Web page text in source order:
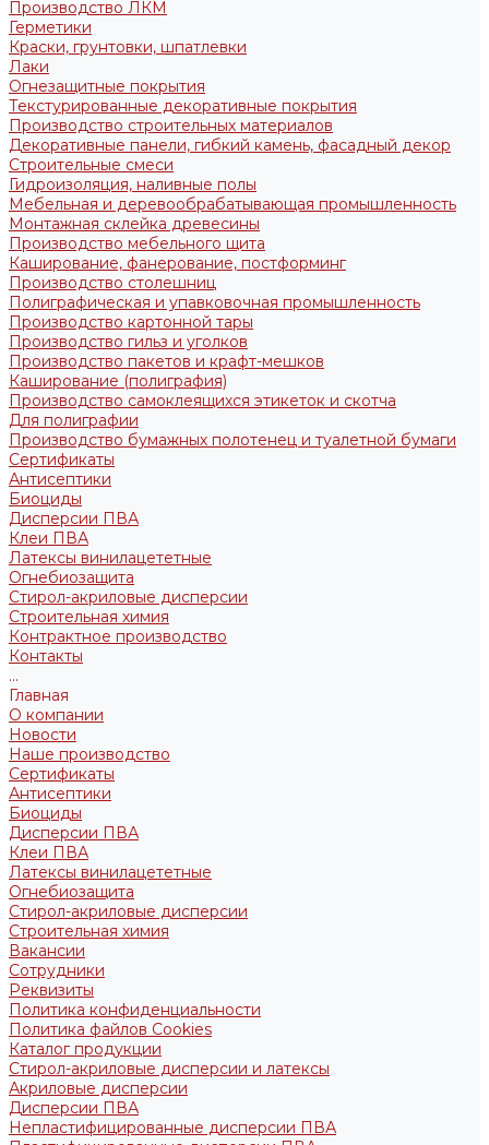
Производство ЛКМ
Герметики
Краски, грунтовки, шпатлевки
Лаки
Огнезащитные покрытия
Текстурированные декоративные покрытия
Производство строительных материалов
Декоративные панели, гибкий камень, фасадный декор
Строительные смеси
Гидроизоляция, наливные полы
Мебельная и деревообрабатывающая промышленность
Монтажная склейка древесины
Производство мебельного щита
Каширование, фанерование, постформинг
Производство столешниц
Полиграфическая и упавковочная промышленность
Производство картонной тары
Производство гильз и уголков
Производство пакетов и крафт-мешков
Каширование (полиграфия)
Производство самоклеящихся этикеток и скотча
Для полиграфии
Производство бумажных полотенец и туалетной бумаги
Сертификаты
Антисептики
Биоциды
Дисперсии ПВА
Клеи ПВА
Латексы винилацететные
Огнебиозащита
Стирол-акриловые дисперсии
Строительная химия
Контрактное производство
Контакты
...
Главная
О компании
Новости
Наше производство
Сертификаты
Антисептики
Биоциды
Дисперсии ПВА
Клеи ПВА
Латексы винилацететные
Огнебиозащита
Стирол-акриловые дисперсии
Строительная химия
Вакансии
Сотрудники
Реквизиты
Политика конфиденциальности
Политика файлов Cookies
Каталог продукции
Стирол-акриловые дисперсии и латексы
Акриловые дисперсии
Дисперсии ПВА
Непластифицированные дисперсии ПВА